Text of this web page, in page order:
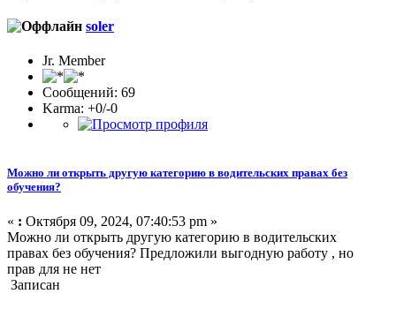
soler
Jr. Member
Сообщений: 69
Karma: +0/-0
Можно ли открыть другую категорию в водительских правах без
обучения?
« : Октября 09, 2024, 07:40:53 pm »
Можно ли открыть другую категорию в водительских
правах без обучения? Предложили выгодную работу , но
прав для не нет
Записан